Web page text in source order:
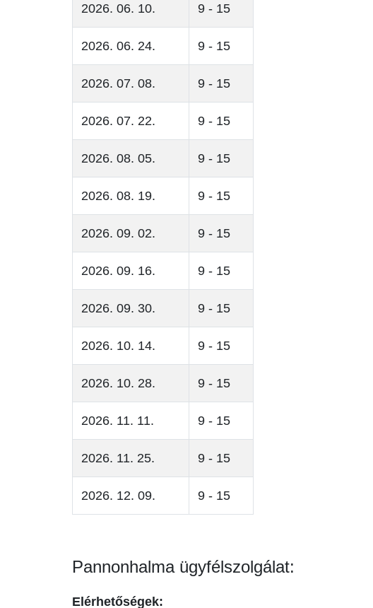
2026. 06. 10. 9 - 15
2026. 06. 24. 9 - 15
2026. 07. 08. 9 - 15
2026. 07. 22. 9 - 15
2026. 08. 05. 9 - 15
2026. 08. 19. 9 - 15
2026. 09. 02. 9 - 15
2026. 09. 16. 9 - 15
2026. 09. 30. 9 - 15
2026. 10. 14. 9 - 15
2026. 10. 28. 9 - 15
2026. 11. 11. 9 - 15
2026. 11. 25. 9 - 15
2026. 12. 09. 9 - 15
Pannonhalma ügyfélszolgálat:
Elérhetőségek: